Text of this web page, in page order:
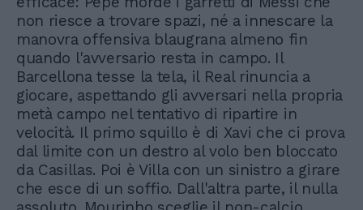
non riesce a trovare spazi, né a innescare la
manovra offensiva blaugrana almeno fin
quando l'avversario resta in campo. Il
Barcellona tesse la tela, il Real rinuncia a
giocare, aspettando gli avversari nella propria
metà campo nel tentativo di ripartire in
velocità. Il primo squillo è di Xavi che ci prova
dal limite con un destro al volo ben bloccato
da Casillas. Poi è Villa con un sinistro a girare
che esce di un soffio. Dall'altra parte, il nulla